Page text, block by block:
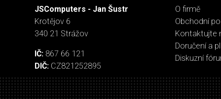
JSComputers - Jan Šustr
Krotějov 6
340 21 Strážov
IČ: 867 66 121
DIČ: CZ821252895
O firmě
Obchodní
Kontaktujte
Doručení a
Diskuzní